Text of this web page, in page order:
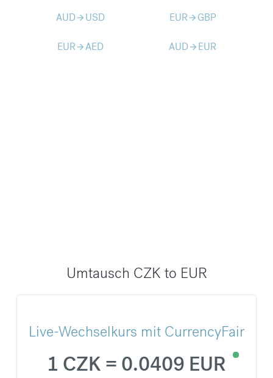
AUDarrow_forward USD EURarrow_forward GBP
EURarrow_forwardAED AUDarrow_forward EUR
Umtausch CZK to EUR
Live-Wechselkurs mit CurrencyFair
1 CZK = 0.0409 EUR